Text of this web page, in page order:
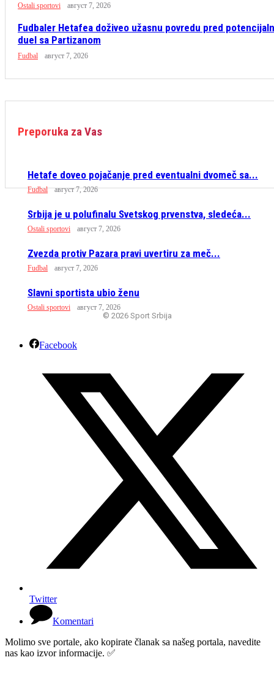
Ostali sportovi август 7, 2026
Fudbaler Hetafea doživeo užasnu povredu pred
duel sa Partizanom
Fudbal август 7, 2026
Preporuka za Vas
Hetafe doveo pojačanje pred eventualni dvomeč sa...
Fudbal август 7, 2026
Srbija je u polufinalu Svetskog prvenstva, sledeća...
Ostali sportovi август 7, 2026
Zvezda protiv Pazara pravi uvertiru za meč...
Fudbal август 7, 2026
Slavni sportista ubio ženu
Ostali sportovi август 7, 2026
© 2026 Sport Srbija
Facebook
Twitter
Komentari
Molimo sve portale, ako kopirate članak sa našeg portala, navedite
nas kao izvor informacije. ✅